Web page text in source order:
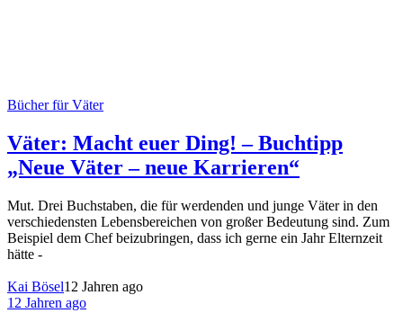
Bücher für Väter
Väter: Macht euer Ding! – Buchtipp
„Neue Väter – neue Karrieren“
Mut. Drei Buchstaben, die für werdenden und junge Väter in den
verschiedensten Lebensbereichen von großer Bedeutung sind. Zum
Beispiel dem Chef beizubringen, dass ich gerne ein Jahr Elternzeit
hätte -
Kai Bösel12 Jahren ago
12 Jahren ago